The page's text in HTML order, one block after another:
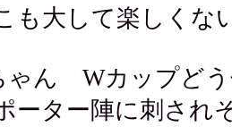
も大して楽しくな
ゃん Wカップどう
ーター陣に刺さ